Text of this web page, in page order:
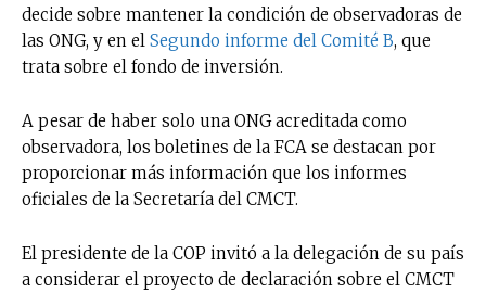
decide sobre mantener la condición de observadoras de
las ONG, y en el Segundo informe del Comité B, que
trata sobre el fondo de inversión.
A pesar de haber solo una ONG acreditada como
observadora, los boletines de la FCA se destacan por
proporcionar más información que los informes
oficiales de la Secretaría del CMCT.
El presidente de la COP invitó a la delegación de su país
a considerar el proyecto de declaración sobre el CMCT